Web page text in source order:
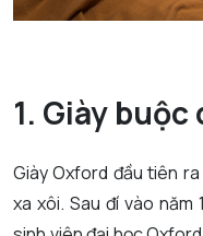
1. Giày buộc
Giày Oxford đầu tiên
xa xôi. Sau đí vào